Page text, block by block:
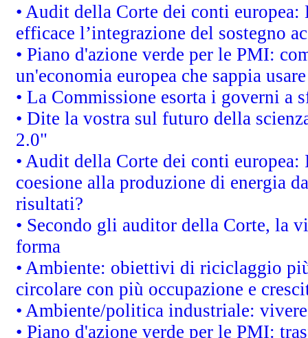
• Audit della Corte dei conti
efficace l’integrazione del sostegno
• Piano d'azione verde per le PMI:
un'economia europea che sappia
• La Commissione esorta i governi
• Dite la vostra sul futuro della
2.0"
• Audit della Corte dei conti
coesione alla produzione di energia
risultati?
• Secondo gli auditor della Corte, la
forma
• Ambiente: obiettivi di riciclaggio
circolare con più occupazione e
• Ambiente/politica industriale:
• Piano d'azione verde per le PMI: